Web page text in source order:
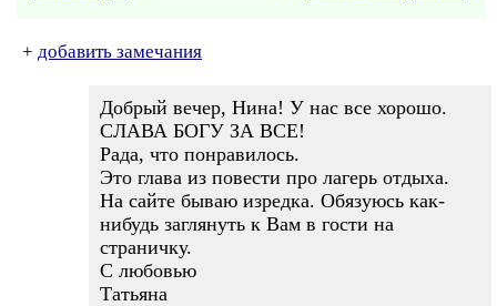
+ добавить замечания
Добрый вечер, Нина! У нас все хорошо.
СЛАВА БОГУ ЗА ВСЕ!
Рада, что понравилось.
Это глава из повести про лагерь отдыха.
На сайте бываю изредка. Обязуюсь как-
нибудь заглянуть к Вам в гости на
страничку.
С любовью
Татьяна